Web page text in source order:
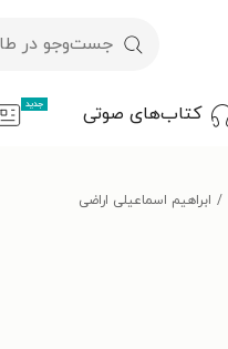
کتاب‌های صوتی جدید
ابراهیم اسماعیلی اراضی